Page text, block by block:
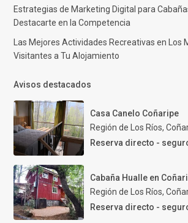
Estrategias de Marketing Digital para
Destacarte en la Competencia
Las Mejores Actividades Recreativas en Los
Visitantes a Tu Alojamiento
Avisos destacados
Casa Canelo Coñaripe
Región de Los Ríos,
Reserva directo -
Cabaña Hualle en
Región de Los Ríos,
Reserva directo -